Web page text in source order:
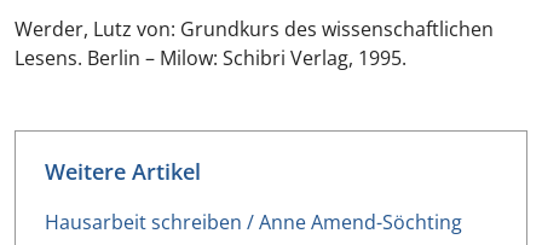
Werder, Lutz von: Grundkurs des wissenschaftlichen
Lesens. Berlin – Milow: Schibri Verlag, 1995.
Weitere Artikel
Hausarbeit schreiben / Anne Amend-Söchting